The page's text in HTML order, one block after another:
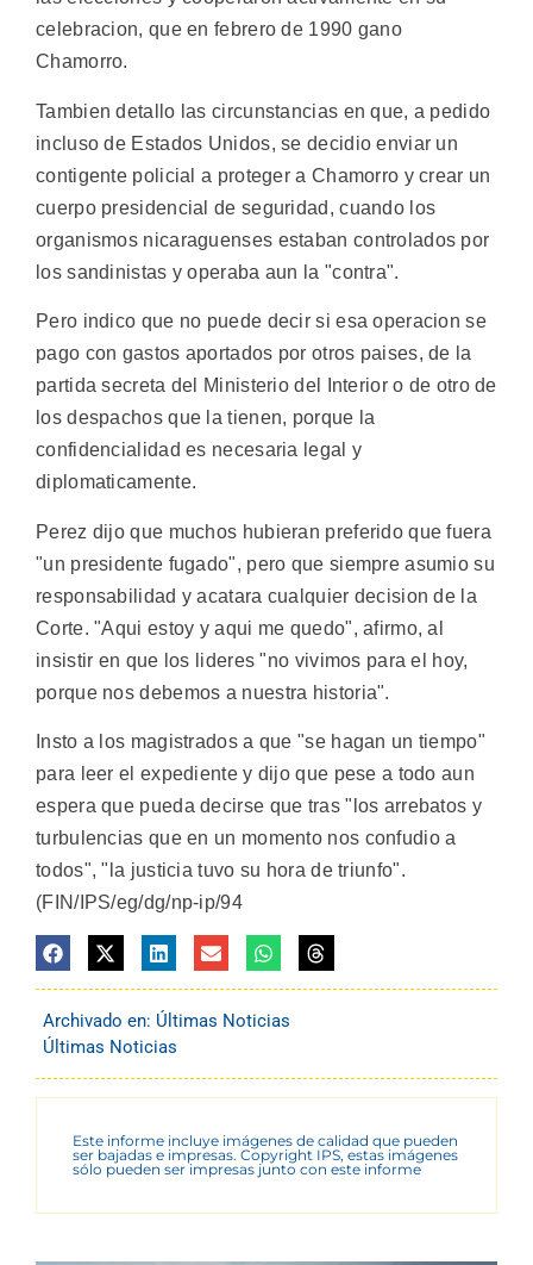
celebracion, que en febrero de 1990 gano
Chamorro.
Tambien detallo las circunstancias en que, a pedido
incluso de Estados Unidos, se decidio enviar un
contigente policial a proteger a Chamorro y crear un
cuerpo presidencial de seguridad, cuando los
organismos nicaraguenses estaban controlados por
los sandinistas y operaba aun la "contra".
Pero indico que no puede decir si esa operacion se
pago con gastos aportados por otros paises, de la
partida secreta del Ministerio del Interior o de otro de
los despachos que la tienen, porque la
confidencialidad es necesaria legal y
diplomaticamente.
Perez dijo que muchos hubieran preferido que fuera
"un presidente fugado", pero que siempre asumio su
responsabilidad y acatara cualquier decision de la
Corte. "Aqui estoy y aqui me quedo", afirmo, al
insistir en que los lideres "no vivimos para el hoy,
porque nos debemos a nuestra historia".
Insto a los magistrados a que "se hagan un tiempo"
para leer el expediente y dijo que pese a todo aun
espera que pueda decirse que tras "los arrebatos y
turbulencias que en un momento nos confudio a
todos", "la justicia tuvo su hora de triunfo".
(FIN/IPS/eg/dg/np-ip/94
Archivado en: Últimas Noticias
Últimas Noticias
Este informe incluye imágenes de calidad que pueden
ser bajadas e impresas. Copyright IPS, estas imágenes
sólo pueden ser impresas junto con este informe